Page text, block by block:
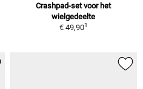
Crashpad-set voor het
wielgedeelte
€ 49,901